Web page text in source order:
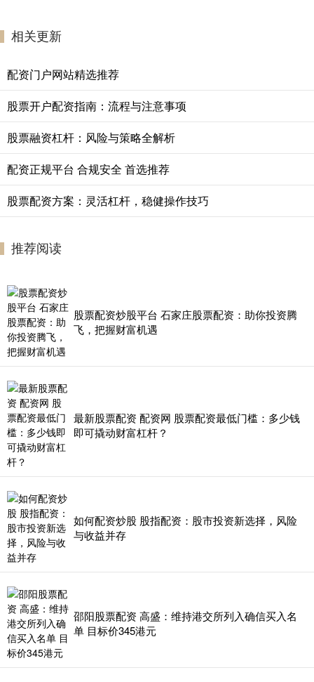
相关更新
配资门户网站精选推荐
股票开户配资指南：流程与注意事项
股票融资杠杆：风险与策略全解析
配资正规平台 合规安全 首选推荐
股票配资方案：灵活杠杆，稳健操作技巧
推荐阅读
股票配资炒股平台 石家庄股票配资：助你投资腾
飞，把握财富机遇
最新股票配资 配资网 股票配资最低门槛：多少钱
即可撬动财富杠杆？
如何配资炒股 股指配资：股市投资新选择，风险
与收益并存
邵阳股票配资 高盛：维持港交所列入确信买入名
单 目标价345港元